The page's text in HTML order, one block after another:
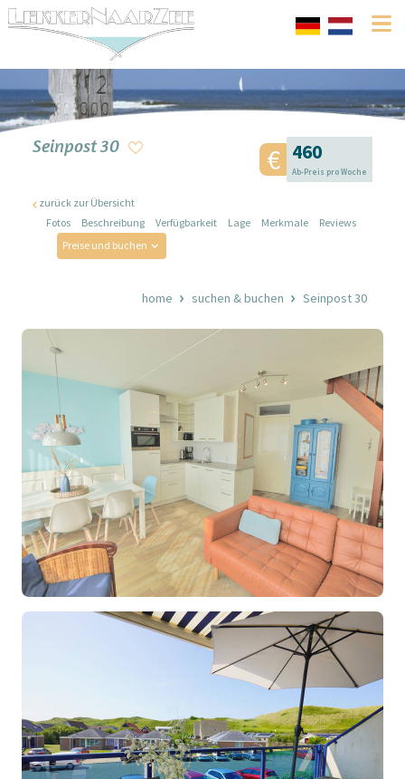
Seinpost 30 460
Ab-Preis pro Woche
zurück zur Übersicht
Fotos
Beschreibung Verfügbarkeit Lage Merkmale
Reviews
Preise und buchen
home suchen & buchen Seinpost 30